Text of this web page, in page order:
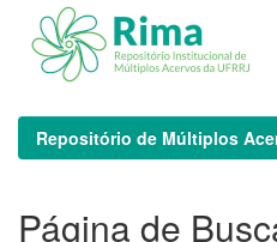
Repositório de Múltiplos
Página de